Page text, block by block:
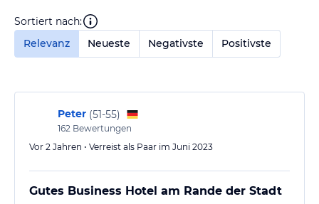
Sortiert nach:
Relevanz
Neueste Negativste Positivste
Peter (51-55)
162 Bewertungen
Vor 2 Jahren • Verreist als Paar im Juni 2023
Gutes Business Hotel am Rande der Stadt